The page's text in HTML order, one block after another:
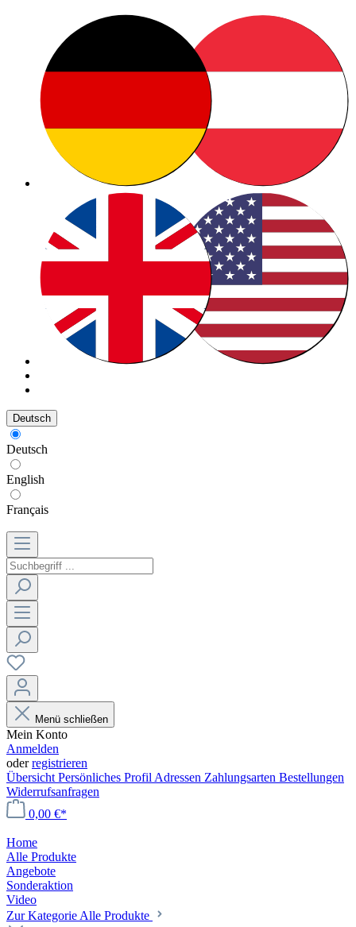
Deutsch
Deutsch
English
Français
Menü schließen
Mein Konto
Anmelden
oderregistrieren
Übersicht Persönliches Profil Adressen Zahlungsarten Bestellungen
Widerrufsanfragen
0,00 €*
Home
Alle Produkte
Angebote
Sonderaktion
Video
Zur Kategorie Alle Produkte